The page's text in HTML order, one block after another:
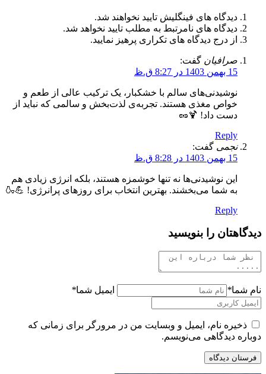
دیدگاه های فینگلیش تایید نخواهند شد.
دیدگاه های نامرتبط به مطلب تایید نخواهد شد.
از درج دیدگاه های تکراری پرهیز نمایید.
صرافیان گفت:
15 بهمن 1403 در 8:27 ق.ظ
نوشیدنی‌های سالم با خشکبار، یک ترکیب عالی از طعم و
خواص مغذی هستند. تجربه‌ی لذت‌بخش و سالمی که نباید از
دست داد! 🍹🥜
Reply
نجمی گفت:
15 بهمن 1403 در 8:28 ق.ظ
این نوشیدنی‌ها نه تنها خوشمزه هستند، بلکه انرژی زیادی هم
به شما می‌بخشند. بهترین انتخاب برای روزهای پرانرژی! 💪🍶
Reply
دیدگاهتان را بنویسید
نام شما* ایمیل شما*
ذخیره نام، ایمیل و وبسایت من در مرورگر برای زمانی که
دوباره دیدگاهی می‌نویسم.